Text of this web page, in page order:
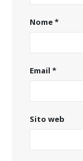
Nome*
Email *
Sito web